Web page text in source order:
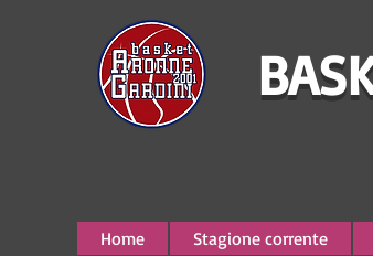
Home Stagione corrente